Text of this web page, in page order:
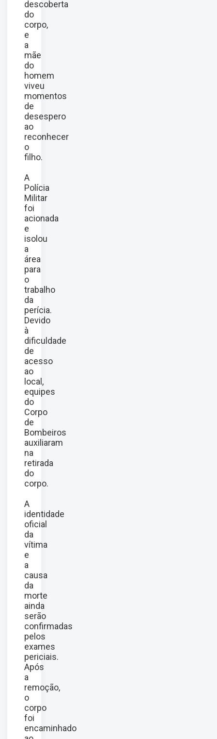
descoberta
do
corpo,
e
a
mãe
do
homem
viveu
momentos
de
desespero
ao
reconhecer
o
filho.
A
Polícia
Militar
foi
acionada
e
isolou
a
área
para
o
trabalho
da
perícia.
Devido
à
dificuldade
de
acesso
ao
local,
equipes
do
Corpo
de
Bombeiros
auxiliaram
na
retirada
do
corpo.
A
identidade
oficial
da
vítima
e
a
causa
da
morte
ainda
serão
confirmadas
pelos
exames
periciais.
Após
a
remoção,
o
corpo
foi
encaminhado